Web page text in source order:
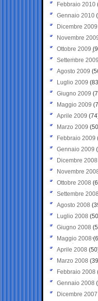
Febbraio 2010
Gennaio 2010
Dicembre 2009
Novembre
Ottobre 2009
Settembre 2009
Agosto 2009
Luglio 2009
Giugno 2009
Maggio 2009
Aprile 2009
Marzo 2009
Febbraio 2009
Gennaio 2009
Dicembre 2008
Novembre
Ottobre 2008
Settembre 2008
Agosto 2008
Luglio 2008
Giugno 2008
Maggio 2008
Aprile 2008
Marzo 2008
Febbraio 2008
Gennaio 2008
Dicembre 2007